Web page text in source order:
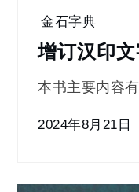
金石字典
增订汉印文
本书主要内容
2024年8月21日